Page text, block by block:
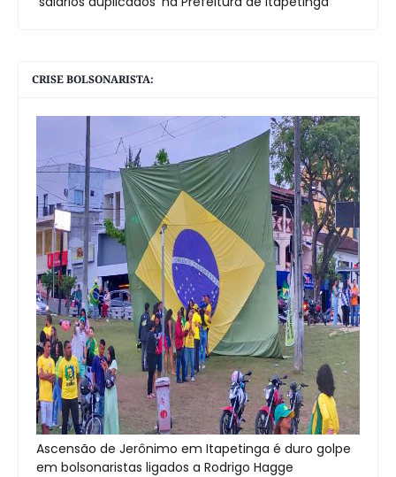
CRISE BOLSONARISTA:
Ascensão de Jerônimo em Itapetinga é duro golpe
em bolsonaristas ligados a Rodrigo Hagge